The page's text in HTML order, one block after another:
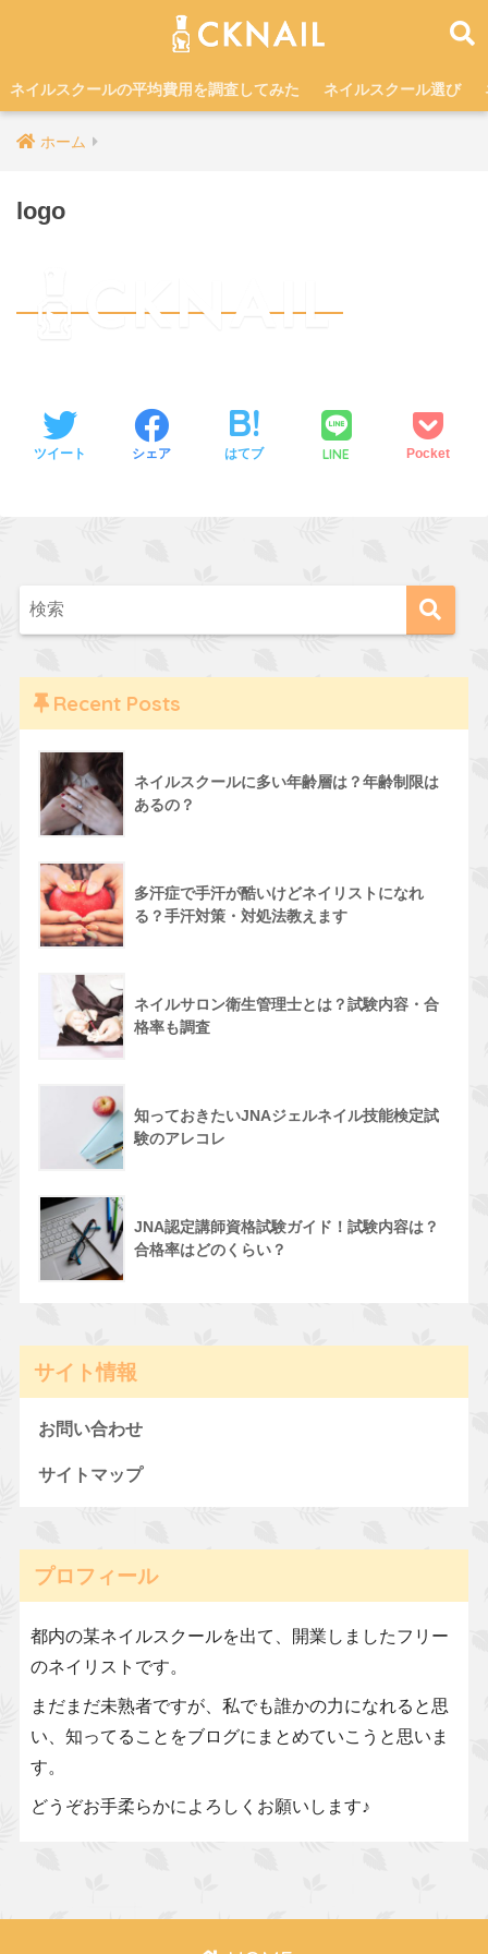
ネイルスクールの平均費用を調査してみた ネイルスクール選び
ホーム
logo
ツイート シェア はてブ LINE Pocket
Recent Posts
ネイルスクールに多い年齢層は？年齢制限は
あるの？
多汗症で手汗が酷いけどネイリストになれ
る？手汗対策・対処法教えます
ネイルサロン衛生管理士とは？試験内容・合
格率も調査
知っておきたいJNAジェルネイル技能検定試
験のアレコレ
JNA認定講師資格試験ガイド！試験内容は？
合格率はどのくらい？
サイト情報
お問い合わせ
サイトマップ
プロフィール
都内の某ネイルスクールを出て、開業しましたフリー
のネイリストです。
まだまだ未熟者ですが、私でも誰かの力になれると思
い、知ってることをブログにまとめていこうと思いま
す。
どうぞお手柔らかによろしくお願いします♪